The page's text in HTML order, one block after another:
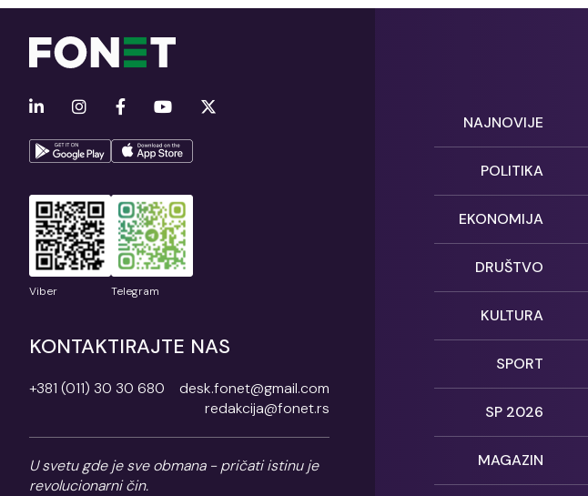
Viber Telegram
KONTAKTIRAJTE NAS
+381 (011) 30 30 680
desk.fonet@gmail.com
redakcija@fonet.rs
U svetu gde je sve obmana - pričati istinu je
revolucionarni čin.
NAJNOVIJE
POLITIKA
EKONOMIJA
DRUŠTVO
KULTURA
SPORT
SP 2026
MAGAZIN